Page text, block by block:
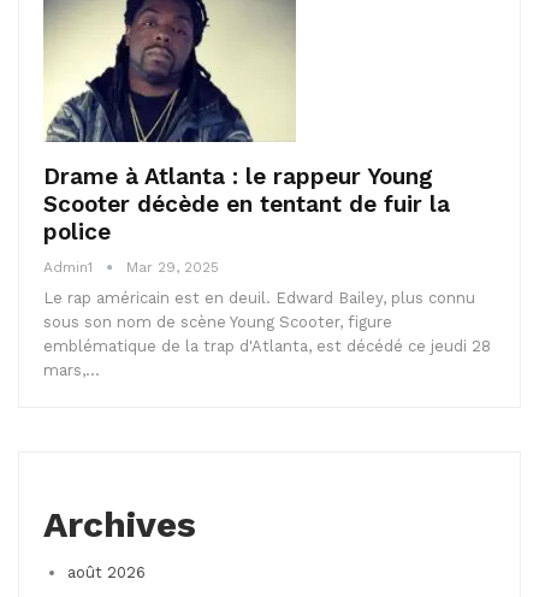
Drame à Atlanta : le rappeur Young
Scooter décède en tentant de fuir la
police
Admin1 Mar 29, 2025
Le rap américain est en deuil. Edward Bailey, plus connu
sous son nom de scène Young Scooter, figure
emblématique de la trap d'Atlanta, est décédé ce jeudi 28
mars,…
Archives
août 2026